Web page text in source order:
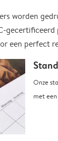
worden
een perfect
Onze
met